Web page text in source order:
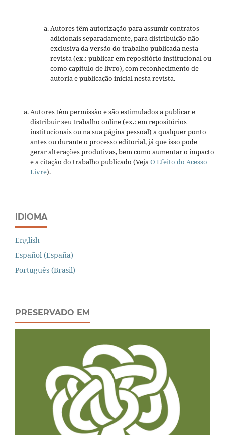
Autores têm autorização para assumir contratos
adicionais separadamente, para distribuição não-
exclusiva da versão do trabalho publicada nesta
revista (ex.: publicar em repositório institucional ou
como capítulo de livro), com reconhecimento de
autoria e publicação inicial nesta revista.
Autores têm permissão e são estimulados a publicar e
distribuir seu trabalho online (ex.: em repositórios
institucionais ou na sua página pessoal) a qualquer ponto
antes ou durante o processo editorial, já que isso pode
gerar alterações produtivas, bem como aumentar o impacto
e a citação do trabalho publicado (VejaO Efeito do Acesso
Livre).
IDIOMA
English
Español (España)
Português (Brasil)
PRESERVADO EM